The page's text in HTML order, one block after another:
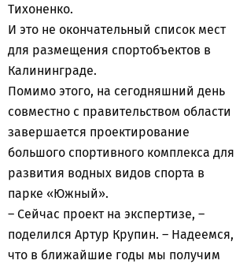
Тихоненко.
И это не окончательный список мест
для размещения спортобъектов в
Калининграде.
Помимо этого, на сегодняшний день
совместно с правительством области
завершается проектирование
большого спортивного комплекса для
развития водных видов спорта в
парке «Южный».
– Сейчас проект на экспертизе, –
поделился Артур Крупин. – Надеемся,
что в ближайшие годы мы получим